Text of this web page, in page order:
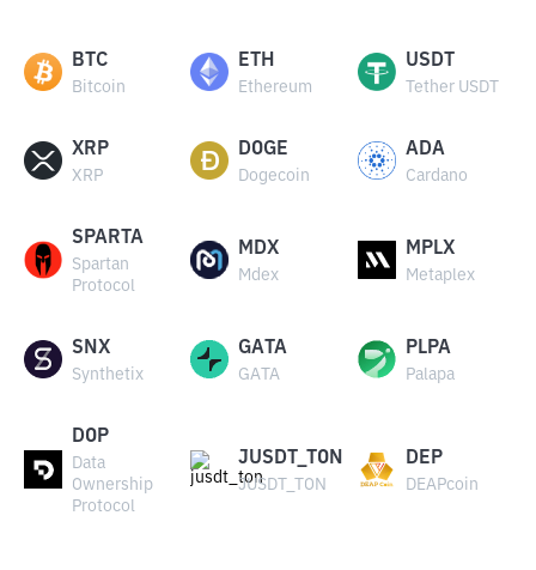
BTC
Bitcoin
ETH
Ethereum
USDT
Tether USDT
XRP
XRP
DOGE
Dogecoin
ADA
Cardano
SPARTA
Spartan
Protocol
MDX
Mdex
MPLX
Metaplex
SNX
Synthetix
GATA
GATA
PLPA
Palapa
DOP
Data
Ownership
Protocol
JUSDT_TON
JUSDT_TON
DEP
DEAPcoin